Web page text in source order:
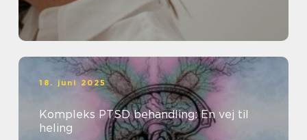
18. juni 2025
Kompleks PTSD behandling: En vej til
heling